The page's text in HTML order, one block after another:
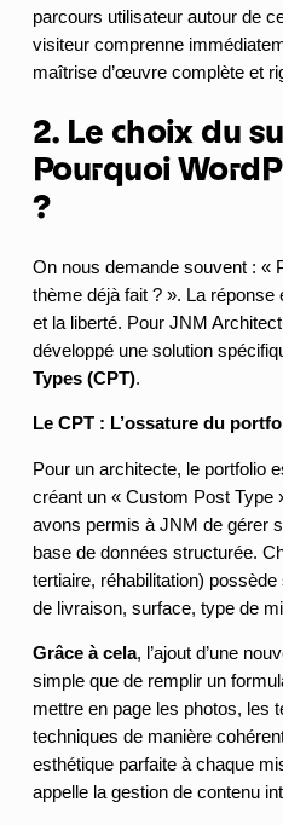
parcours utilisateur autour de
visiteur comprenne
maîtrise d’œuvre complète et
2. Le choix du
Pourquoi
?
On nous demande souvent : «
thème déjà fait ? ». La
et la liberté. Pour JNM
développé une solution
Types (CPT).
Le CPT : L’ossature du
Pour un architecte, le portfolio
créant un « Custom Post Type
avons permis à JNM de gérer
base de données structurée.
tertiaire, réhabilitation)
de livraison, surface, type de
Grâce à cela, l’ajout d’une
simple que de remplir un
mettre en page les photos, les
techniques de manière
esthétique parfaite à chaque
appelle la gestion de contenu